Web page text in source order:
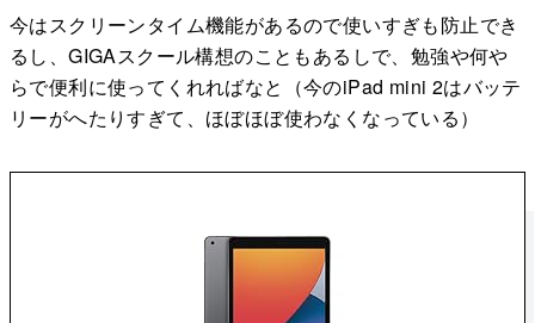
今はスクリーンタイム機能があるので使いすぎも防止でき
るし、GIGAスクール構想のこともあるしで、勉強や何や
らで便利に使ってくれればなと（今のiPad mini 2はバッテ
リーがへたりすぎて、ほぼほぼ使わなくなっている）